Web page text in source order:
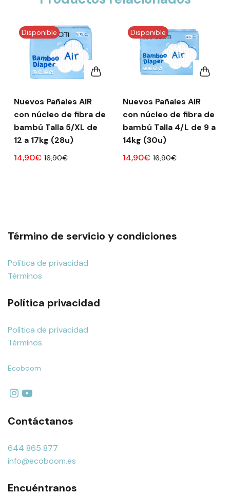
Disponible
Nuevos Pañales AIR
con núcleo de fibra de
bambú Talla 5/XL de
12 a 17kg (28u)
14,90€ 16,90€
Disponible
Nuevos Pañales AIR
con núcleo de fibra de
bambú Talla 4/L de 9 a
14kg (30u)
14,90€ 16,90€
Término de servicio y condiciones
Política de privacidad
Términos
Política privacidad
Política de privacidad
Términos
Ecoboom
Contáctanos
644 865 877
info@ecoboom.es
Encuéntranos